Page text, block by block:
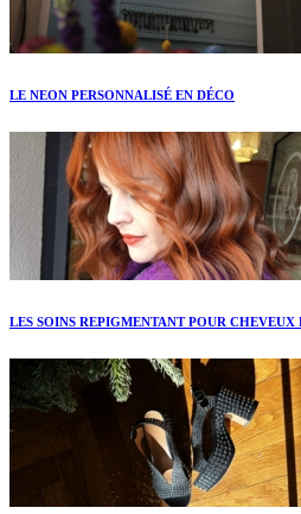
LE NEON PERSONNALISÉ EN DÉCO
LES SOINS REPIGMENTANT POUR CHEVEUX